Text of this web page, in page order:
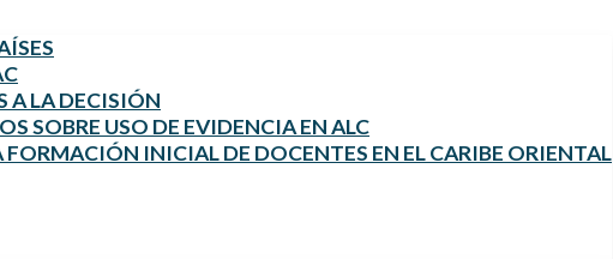
A LA DECISIÓN
SOBRE USO DE EVIDENCIA EN ALC
INICIAL DE DOCENTES EN EL CARIBE ORIENTAL